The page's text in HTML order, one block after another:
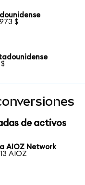
$
de activos
AIOZ Network
AIOZ